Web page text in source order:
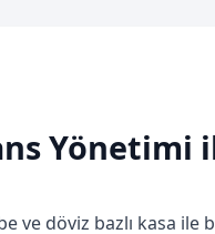
Yönetimi
ve döviz bazlı kasa ile